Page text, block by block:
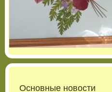
Основные новости